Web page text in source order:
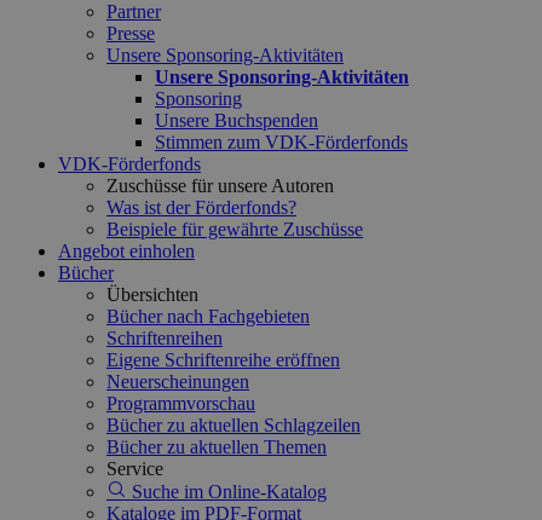
Partner
Presse
Unsere Sponsoring-Aktivitäten
Unsere Sponsoring-Aktivitäten
Sponsoring
Unsere Buchspenden
Stimmen zum VDK-Förderfonds
VDK-Förderfonds
Zuschüsse für unsere Autoren
Was ist der Förderfonds?
Beispiele für gewährte Zuschüsse
Angebot einholen
Bücher
Übersichten
Bücher nach Fachgebieten
Schriftenreihen
Eigene Schriftenreihe eröffnen
Neuerscheinungen
Programmvorschau
Bücher zu aktuellen Schlagzeilen
Bücher zu aktuellen Themen
Service
Suche im Online-Katalog
Kataloge im PDF-Format